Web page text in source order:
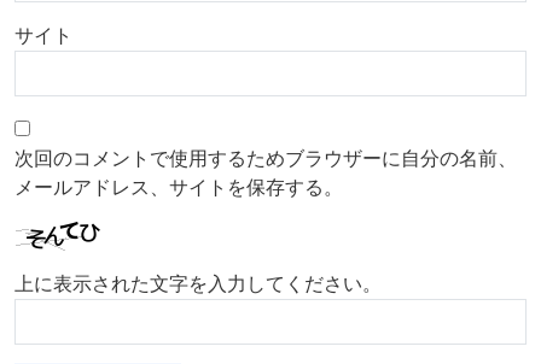
サイト
次回のコメントで使用するためブラウザーに自分の名前、
メールアドレス、サイトを保存する。
上に表示された文字を入力してください。